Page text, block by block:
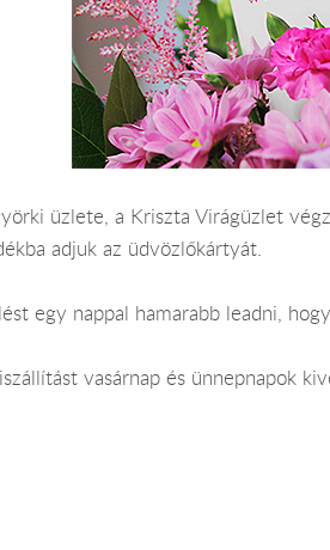
üzlete, a Kriszta Virágüzlet
adjuk az üdvözlőkártyát.
egy nappal hamarabb leadni,
vasárnap és ünnepnapok